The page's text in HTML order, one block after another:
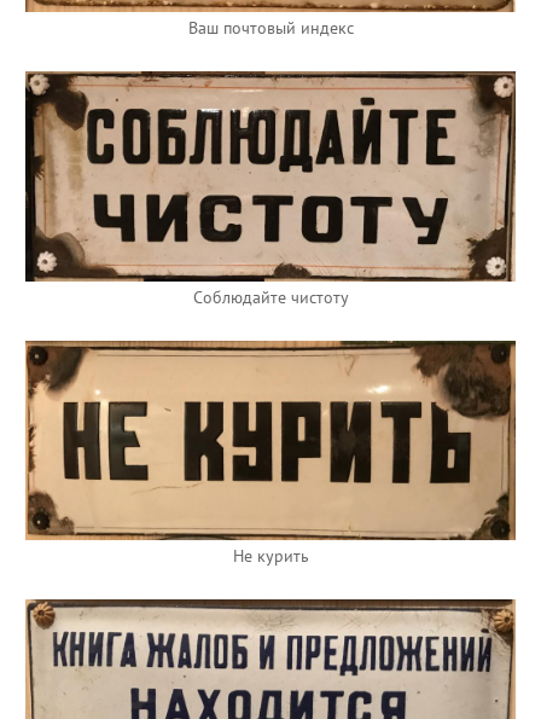
Ваш почтовый индекс
Соблюдайте чистоту
Не курить